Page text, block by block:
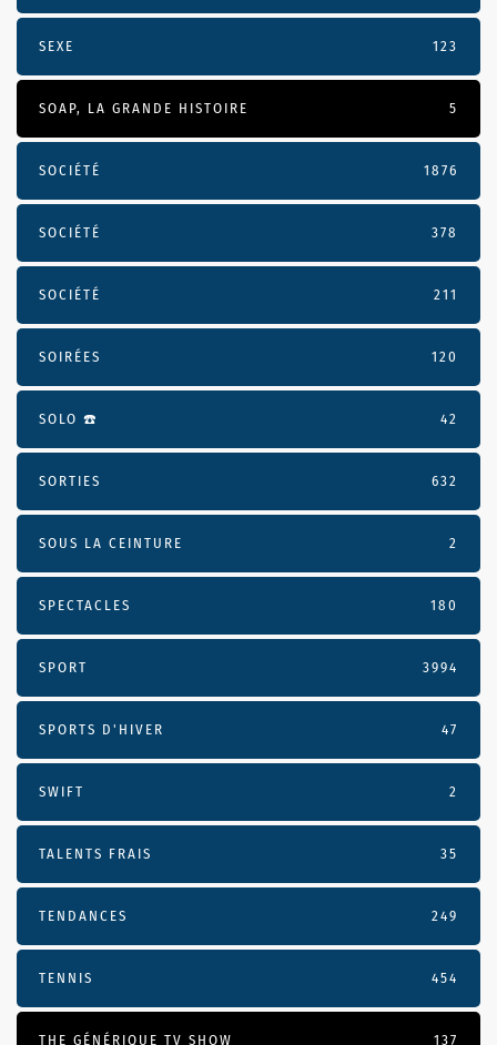
SEXE 123
SOAP, LA GRANDE HISTOIRE 5
SOCIÉTÉ 1876
SOCIÉTÉ 378
SOCIÉTÉ 211
SOIRÉES 120
SOLO ☎️ 42
SORTIES 632
SOUS LA CEINTURE 2
SPECTACLES 180
SPORT 3994
SPORTS D'HIVER 47
SWIFT 2
TALENTS FRAIS 35
TENDANCES 249
TENNIS 454
THE GÉNÉRIQUE TV SHOW 137